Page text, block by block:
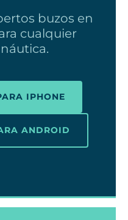
buzos en
cualquier
IPHONE
ANDROID